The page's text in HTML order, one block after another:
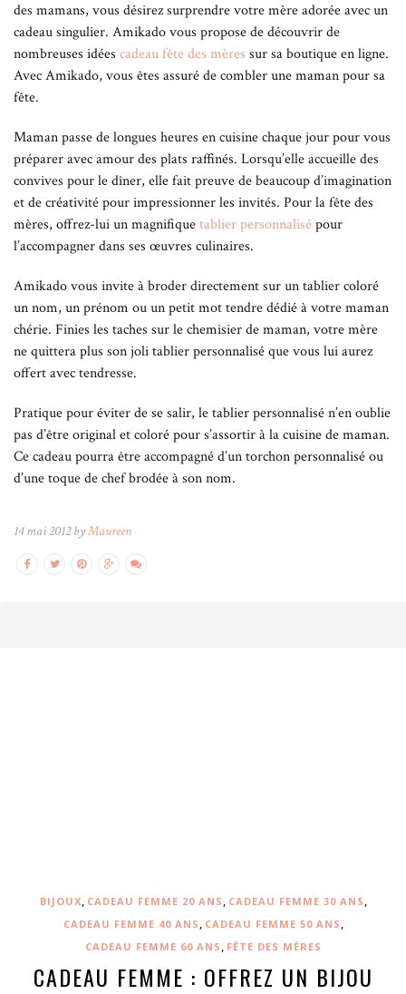
des mamans, vous désirez surprendre votre mère adorée avec un
cadeau singulier. Amikado vous propose de découvrir de
nombreuses idées cadeau fête des mères sur sa boutique en ligne.
Avec Amikado, vous êtes assuré de combler une maman pour sa
fête.
Maman passe de longues heures en cuisine chaque jour pour vous
préparer avec amour des plats raffinés. Lorsqu’elle accueille des
convives pour le dîner, elle fait preuve de beaucoup d’imagination
et de créativité pour impressionner les invités. Pour la fête des
mères, offrez-lui un magnifiquetablier personnalisépour
l’accompagner dans ses œuvres culinaires.
Amikado vous invite à broder directement sur un tablier coloré
un nom, un prénom ou un petit mot tendre dédié à votre maman
chérie. Finies les taches sur le chemisier de maman, votre mère
ne quittera plus son joli tablier personnalisé que vous lui aurez
offert avec tendresse.
Pratique pour éviter de se salir, le tablier personnalisé n’en oublie
pas d’être original et coloré pour s’assortir à la cuisine de maman.
Ce cadeau pourra être accompagné d’un torchon personnalisé ou
d’une toque de chef brodée à son nom.
14 mai 2012 byMaureen
BIJOUX CADEAU FEMME 20 ANS CADEAU FEMME 30 ANS
CADEAU FEMME 40 ANS CADEAU FEMME 50 ANS
CADEAU FEMME 60 ANS FÊTE DES MÈRES
CADEAU FEMME : OFFREZ UN BIJOU